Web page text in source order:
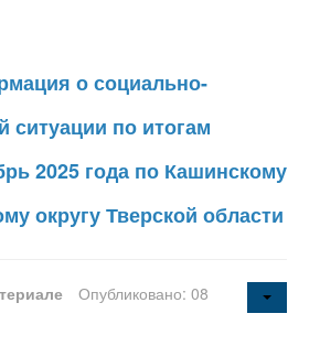
о социально-
ситуации по итогам
2025 года по Кашинскому
округу Тверской области
Опубликовано: 08